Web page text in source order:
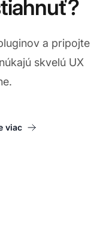
a pripojte
skvelú UX
viac